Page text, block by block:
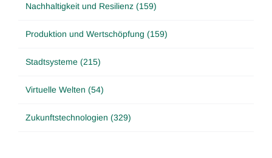
Nachhaltigkeit und Resilienz (159)
Produktion und Wertschöpfung (159)
Stadtsysteme (215)
Virtuelle Welten (54)
Zukunftstechnologien (329)